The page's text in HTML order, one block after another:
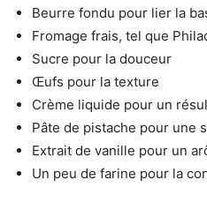
Beurre fondu pour lier la
Fromage frais, tel que
Sucre pour la douceur
Œufs pour la texture
Crème liquide pour un
Pâte de pistache pour une
Extrait de vanille pour un
Un peu de farine pour la